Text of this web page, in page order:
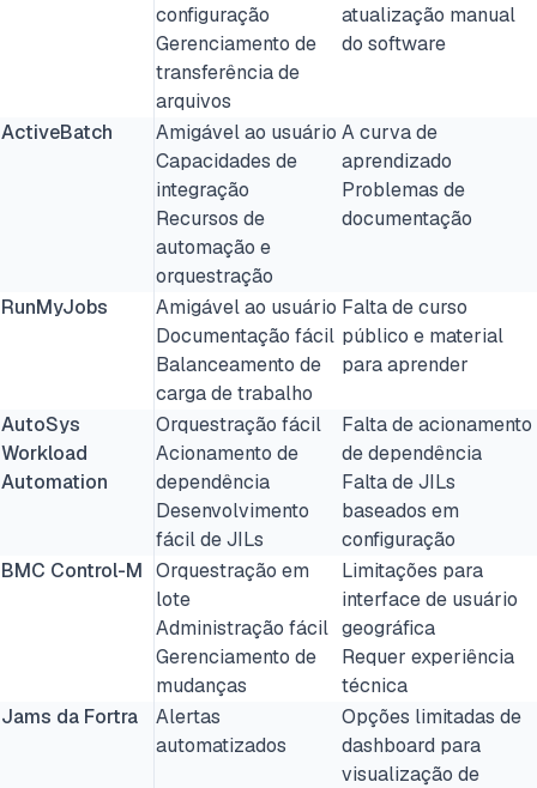
configuração
Gerenciamento de
transferência de
arquivos
atualização manual
do software
ActiveBatch
Amigável ao usuário
Capacidades de
integração
Recursos de
automação e
orquestração
A curva de
aprendizado
Problemas de
documentação
RunMyJobs
Amigável ao usuário
Documentação fácil
Balanceamento de
carga de trabalho
Falta de curso
público e material
para aprender
AutoSys
Workload
Automation
Orquestração fácil
Acionamento de
dependência
Desenvolvimento
fácil de JILs
Falta de acionamento
de dependência
Falta de JILs
baseados em
configuração
BMC Control-M Orquestração em
lote
Administração fácil
Gerenciamento de
mudanças
Limitações para
interface de usuário
geográfica
Requer experiência
técnica
Jams da Fortra
Alertas
automatizados
Opções limitadas de
dashboard para
visualização de